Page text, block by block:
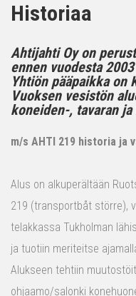
Historiaa
Ahtijahti Oy on
ennen vuodesta
Yhtiön pääpaikka on
Vuoksen vesistön
koneiden-, tavaran
m/s AHTI 219 historia ja
Alus on alkuperältään
219 (transportbåt större),
telakkassa Tukholman
ja tuotiin meriteitse
Alukseen tehtiin
ohjaamo/salonki